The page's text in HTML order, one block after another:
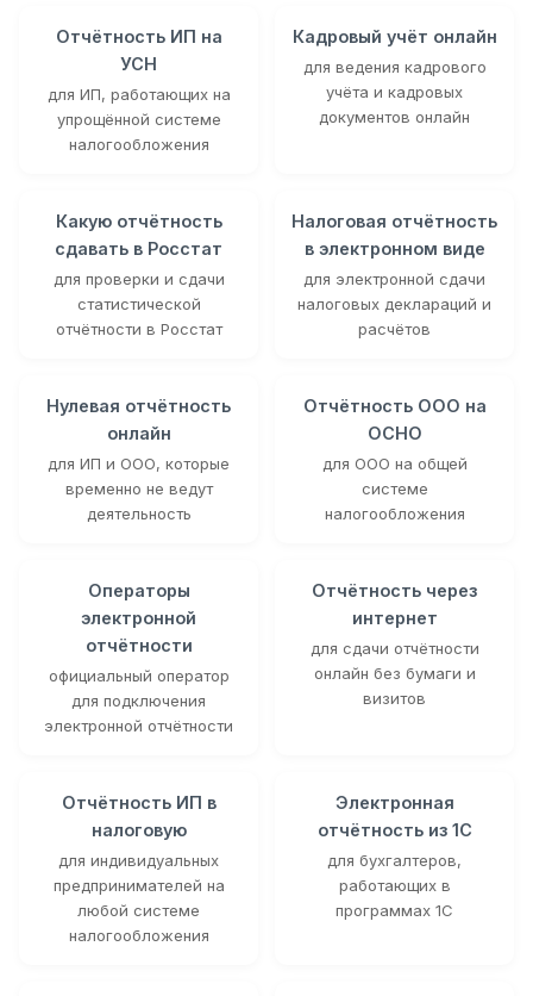
Отчётность ИП на
УСН
для ИП, работающих на
упрощённой системе
налогообложения
Кадровый учёт онлайн
для ведения кадрового
учёта и кадровых
документов онлайн
Какую отчётность
сдавать в Росстат
для проверки и сдачи
статистической
отчётности в Росстат
Налоговая отчётность
в электронном виде
для электронной сдачи
налоговых деклараций и
расчётов
Нулевая отчётность
онлайн
для ИП и ООО, которые
временно не ведут
деятельность
Отчётность ООО на
ОСНО
для ООО на общей
системе
налогообложения
Операторы
электронной
отчётности
официальный оператор
для подключения
электронной отчётности
Отчётность через
интернет
для сдачи отчётности
онлайн без бумаги и
визитов
Отчётность ИП в
налоговую
для индивидуальных
предпринимателей на
любой системе
налогообложения
Электронная
отчётность из 1С
для бухгалтеров,
работающих в
программах 1С